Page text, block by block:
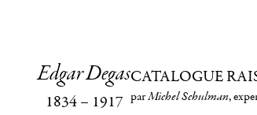
Edgar Degas
1834– 1917
CATALOGUE
parMichel Schulman,